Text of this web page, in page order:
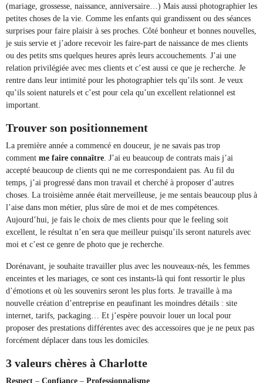
(mariage, grossesse, naissance, anniversaire…) Mais aussi photographier les
petites choses de la vie. Comme les enfants qui grandissent ou des séances
surprises pour faire plaisir à ses proches. Côté bonheur et bonnes nouvelles,
je suis servie et j’adore recevoir les faire-part de naissance de mes clients
ou des petits sms quelques heures après leurs accouchements. J’ai une
relation privilégiée avec mes clients et c’est aussi ce que je recherche. Je
rentre dans leur intimité pour les photographier tels qu’ils sont. Je veux
qu’ils soient naturels et c’est pour cela qu’un excellent relationnel est
important.
Trouver son positionnement
La première année a commencé en douceur, je ne savais pas trop
comment me faire connaître. J’ai eu beaucoup de contrats mais j’ai
accepté beaucoup de clients qui ne me correspondaient pas. Au fil du
temps, j’ai progressé dans mon travail et cherché à proposer d’autres
choses. La troisième année était merveilleuse, je me sentais beaucoup plus à
l’aise dans mon métier, plus sûre de moi et de mes compétences.
Aujourd’hui, je fais le choix de mes clients pour que le feeling soit
excellent, le résultat n’en sera que meilleur puisqu’ils seront naturels avec
moi et c’est ce genre de photo que je recherche.
Dorénavant, je souhaite travailler plus avec les nouveaux-nés, les femmes
enceintes et les mariages, ce sont ces instants-là qui font ressortir le plus
d’émotions et où les souvenirs seront les plus forts. Je travaille à ma
nouvelle création d’entreprise en peaufinant les moindres détails : site
internet, tarifs, packaging… Et j’espère pouvoir louer un local pour
proposer des prestations différentes avec des accessoires que je ne peux pas
forcément déplacer dans tous les domiciles.
3 valeurs chères à Charlotte
Respect – Confiance – Professionnalisme